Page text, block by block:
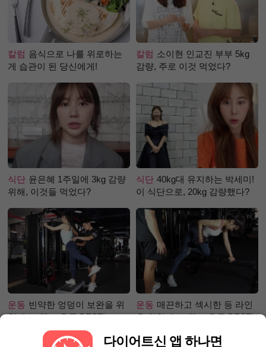
칼럼 음식으로 나를 위로하는
게 습관이 된 당신에게!
칼럼 소이현 인교진 부부 5kg
감량, 주로 이것 먹었다?
식단 윤은혜 1주일에 3kg 감량
위해, 이것들 먹었다?
식단 40kg대 유지하는 박세미!
이 식단으로, 20kg 감량했다?
운동 빈약한 엉덩이 보완을 위
한 초보 헬스 운동 BEST!
운동 매끈하고 섹시한 등 라인
을 위한 초보 헬스 운동 BEST!
다이어트신 앱 하나면